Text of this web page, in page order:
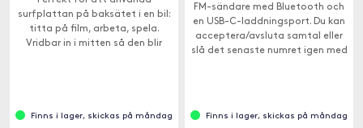
surfplattan på baksätet i en bil:
titta på film, arbeta, spela.
Vridbar in i mitten så den blir
Finns i lager, skickas på måndag
FM-sändare med Bluetooth och
en USB-C-laddningsport. Du kan
acceptera/avsluta samtal eller
slå det senaste numret igen med
Finns i lager, skickas på måndag